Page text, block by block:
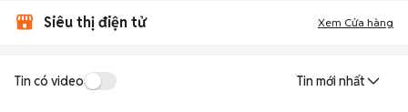
Siêu thị điện tử Xem Cửa hàng
Tin có video Tin mới nhất